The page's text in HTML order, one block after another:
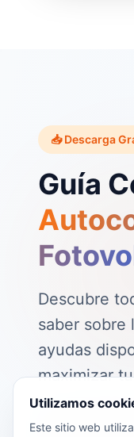
📥 Descarga
Guía
Descubre
saber sobre
ayudas
maximizar
📖 Contenido
Utilizamos
Este sitio web